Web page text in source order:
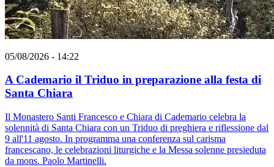
05/08/2026 - 14:22
A Cademario il Triduo in preparazione alla festa di
Santa Chiara
Il Monastero Santi Francesco e Chiara di Cademario celebra la
solennità di Santa Chiara con un Triduo di preghiera e riflessione dal
9 all'11 agosto. In programma una conferenza sul carisma
francescano, le celebrazioni liturgiche e la Messa solenne presieduta
da mons. Paolo Martinelli.